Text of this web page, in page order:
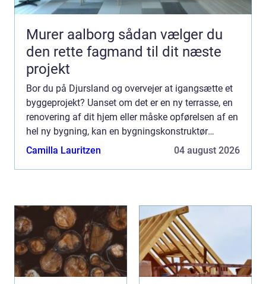
Murer aalborg sådan vælger du
den rette fagmand til dit næste
projekt
Bor du på Djursland og overvejer at igangsætte et
byggeprojekt? Uanset om det er en ny terrasse, en
renovering af dit hjem eller måske opførelsen af en
hel ny bygning, kan en bygningskonstruktør
Djursland være di...
Camilla Lauritzen 04 august 2026